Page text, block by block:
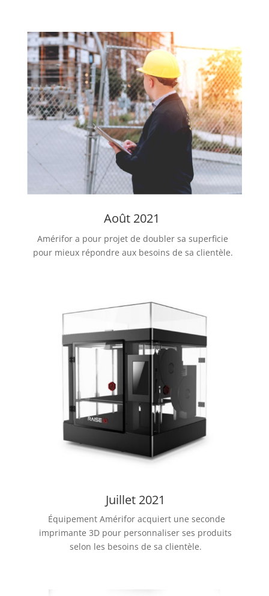
Août 2021
Amérifor a pour projet de doubler sa superficie
pour mieux répondre aux besoins de sa clientèle.
Juillet 2021
Équipement Amérifor acquiert une seconde
imprimante 3D pour personnaliser ses produits
selon les besoins de sa clientèle.